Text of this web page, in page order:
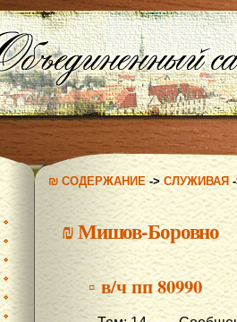
₪ СОДЕРЖАНИЕ->СЛУЖИВАЯ
₪Мишов-Боровно
▫ в/ч пп 80990